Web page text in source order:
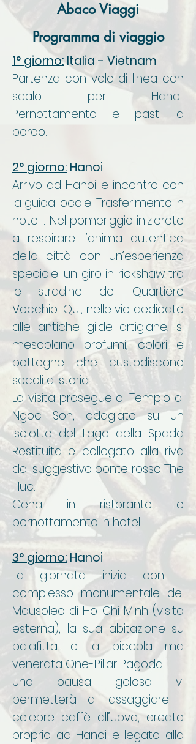
Abaco Viaggi
Programma di viaggio
1° giorno:Italia - Vietnam
Partenza con volo di linea con
scalo per Hanoi.
Pernottamento e pasti a
bordo.
2° giorno: Hanoi
Arrivo ad Hanoi e incontro con
la guida locale. Trasferimento in
hotel . Nel pomeriggio inizierete
a respirare l’anima autentica
della città con un’esperienza
speciale: un giro in rickshaw tra
le stradine del Quartiere
Vecchio. Qui, nelle vie dedicate
alle antiche gilde artigiane, si
mescolano profumi, colori e
botteghe che custodiscono
secoli di storia.
La visita prosegue al Tempio di
Ngoc Son, adagiato su un
isolotto del Lago della Spada
Restituita e collegato alla riva
dal suggestivo ponte rosso The
Huc.
Cena in ristorante e
pernottamento in hotel.
3° giorno: Hanoi
La giornata inizia con il
complesso monumentale del
Mausoleo di Ho Chi Minh (visita
esterna), la sua abitazione su
palafitta e la piccola ma
venerata One-Pillar Pagoda.
Una pausa golosa vi
permetterà di assaggiare il
celebre caffè all’uovo, creato
proprio ad Hanoi e legato alla